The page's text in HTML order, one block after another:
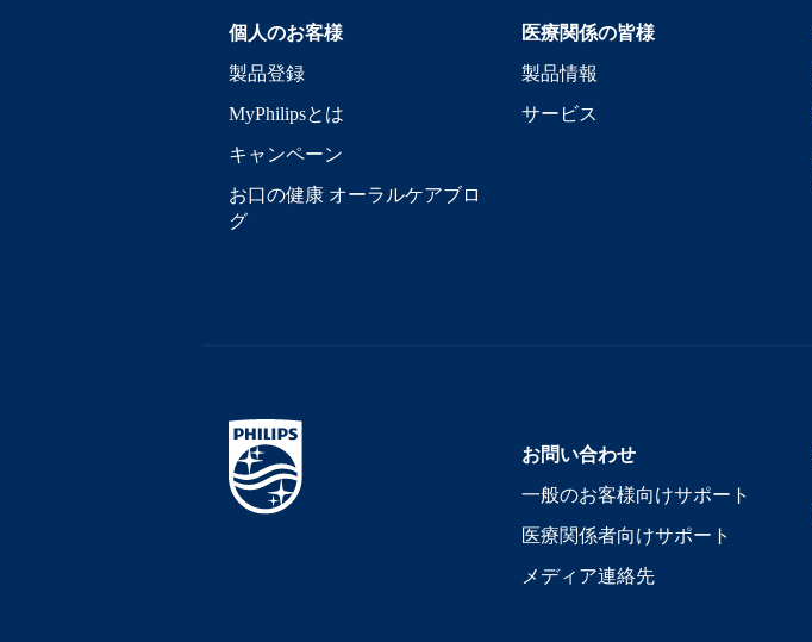
個人のお客様
製品登録
MyPhilipsとは
キャンペーン
お口の健康 オーラルケアブロ
グ
医療関係の皆様
製品情報
サービス
お問い合わせ
一般のお客様向けサポート
医療関係者向けサポート
メディア連絡先